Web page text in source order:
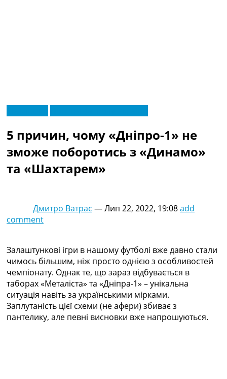
МенюНовини футболу
Відео
Новини футболу України
Футбольні трансфери
Рейтінги
Турніри
Чемпіонат Світу
Україна. Прем’єр-Ліга
Україна. Перша Ліга
Ліга Чемпіонів
Англія. Прем’єр-Ліга
Іспанія. Ла Ліга
5 причин, чому «Дніпро-1» не
зможе поборотись з «Динамо»
та «Шахтарем»
Дмитро Ватрас —Лип 22, 2022, 19:08add
comment
Залаштункові ігри в нашому футболі вже давно стали
чимось більшим, ніж просто однією з особливостей
чемпіонату. Однак те, що зараз відбувається в
таборах «Металіста» та «Дніпра-1» – унікальна
ситуація навіть за українськими мірками.
Заплутаність цієї схеми (не афери) збиває з
пантелику, але певні висновки вже напрошуються.